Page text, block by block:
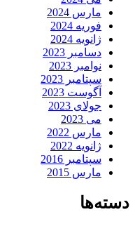
مارس 2024
فوریه 2024
ژانویه 2024
دسامبر 2023
نوامبر 2023
سپتامبر 2023
آگوست 2023
جولای 2023
می 2023
مارس 2022
ژانویه 2022
سپتامبر 2016
مارس 2015
دسته‌ها